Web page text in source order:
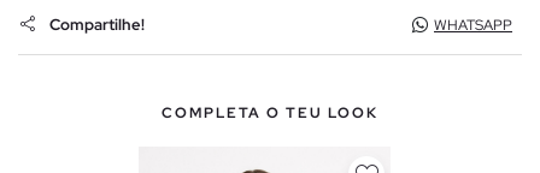
Compartilhe! WHATSAPP
COMPLETA O TEU LOOK